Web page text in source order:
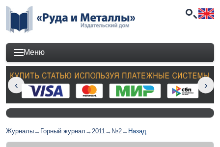
Меню
Журналы→ Горный журнал →2011→ №2→ Назад